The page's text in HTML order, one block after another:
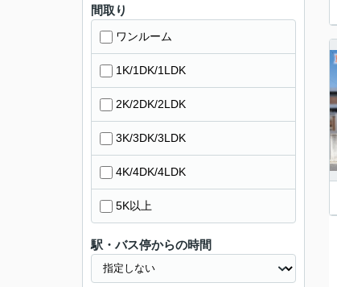
間取り
ワンルーム
1K/1DK/1LDK
2K/2DK/2LDK
3K/3DK/3LDK
4K/4DK/4LDK
5K以上
駅・バス停からの時間